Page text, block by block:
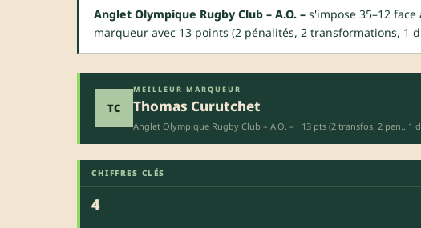
Anglet Olympique Rugby Club – A.O. – s'impose 35–12 face
marqueur avec 13 points (2 pénalités, 2 transformations, 1
TC
MEILLEUR MARQUEUR
Thomas Curutchet
Anglet Olympique Rugby Club – A.O. – · 13 pts (2 transfos, 2 pen., 1
CHIFFRES CLÉS
4